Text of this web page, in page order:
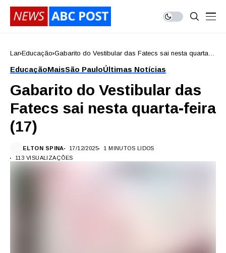
Lar Educação Gabarito do Vestibular das Fatecs sai nesta quarta-
EducaçãoMaisSão PauloÚltimas Notícias
Gabarito do Vestibular das
Fatecs sai nesta quarta-feira
(17)
ELTON SPINA 17/12/2025
1 MINUTOS LIDOS
113 VISUALIZAÇÕES